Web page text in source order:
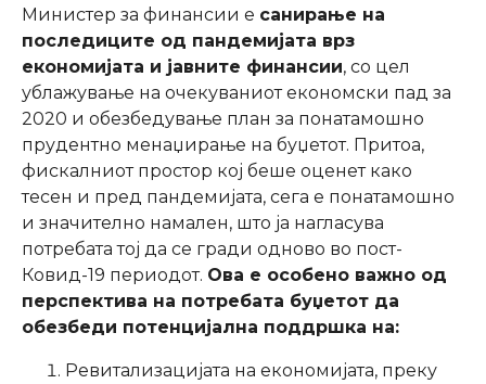
Министер за финансии е санирање на
последиците од пандемијата врз
економијата и јавните финансии, со цел
ублажување на очекуваниот економски пад за
2020 и обезбедување план за понатамошно
прудентно менаџирање на буџетот. Притоа,
фискалниот простор кој беше оценет како
тесен и пред пандемијата, сега е понатамошно
и значително намален, што ја нагласува
потребата тој да се гради одново во пост-
Ковид-19 периодот. Ова е особено важно од
перспектива на потребата буџетот да
обезбеди потенцијална поддршка на:
Ревитализацијата на економијата, преку